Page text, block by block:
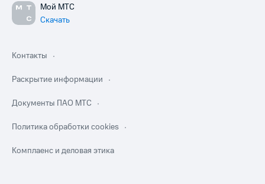
Мой МТС
Скачать
Контакты
Раскрытие информации
Документы ПАО МТС
Политика обработки cookies
Комплаенс и деловая этика